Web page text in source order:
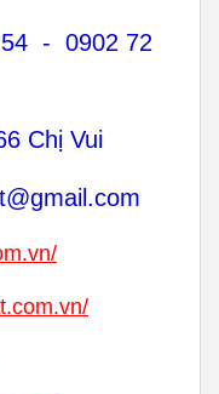
0902 72
Vui